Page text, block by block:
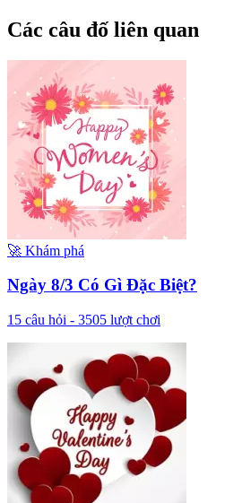
Các câu đố liên quan
🚀 Khám phá
Ngày 8/3 Có Gì Đặc Biệt?
15 câu hỏi - 3505 lượt chơi